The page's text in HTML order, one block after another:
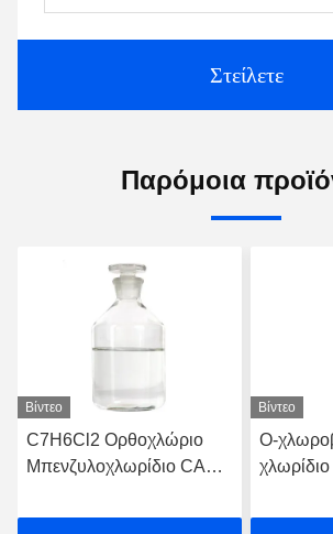
Στείλετε
Παρόμοια
Βίντεο
C7H6Cl2 Ορθοχλώριο
Μπενζυλοχλωρίδιο CAS
Βίντεο
Ο-